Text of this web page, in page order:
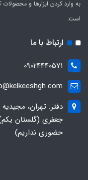
به وارد کردن ابزارها و
است.
ارتباط با ما
09024440571
دفتر: تهران،
جعفری (گلستان
حضوری نداریم)